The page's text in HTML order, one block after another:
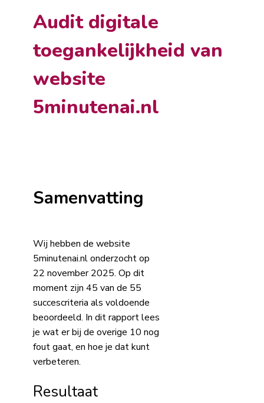
Audit digitale
toegankelijkheid van
website
5minutenai.nl
Samenvatting
Wij hebben de website
5minutenai.nl onderzocht op
22 november 2025. Op dit
moment zijn 45 van de 55
succescriteria als voldoende
beoordeeld. In dit rapport lees
je wat er bij de overige 10 nog
fout gaat, en hoe je dat kunt
verbeteren.
Resultaat